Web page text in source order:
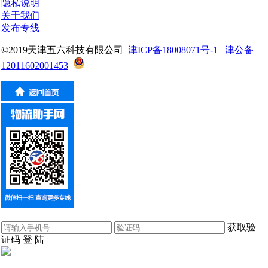
隐私说明
关于我们
发布专线
©2019天津五六科技有限公司 津ICP备18008071号-1
津公备
12011602001453
获取验
证码 登 陆